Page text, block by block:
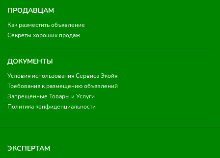
ПРОДАВЦАМ
Как разместить объявление
Секреты хороших продаж
ДОКУМЕНТЫ
Условия использования Сервиса Экойя
Требования к размещению объявлений
Запрещенные Товары и Услуги
Политика конфиденциальности
ЭКСПЕРТАМ